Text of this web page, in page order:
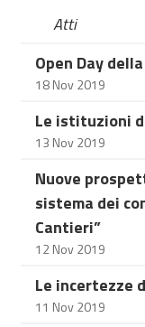
Atti
Open Day
18 Nov 2019
Le istituzioni
13 Nov 2019
Nuove
sistema dei
Cantieri”
12 Nov 2019
Le incertezze
11 Nov 2019